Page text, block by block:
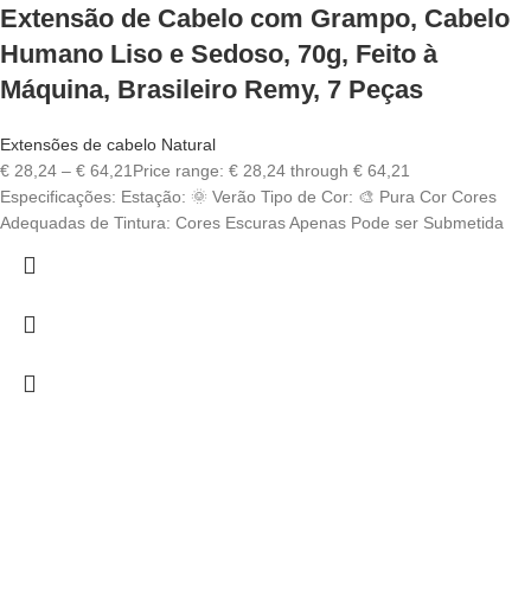
Extensão de Cabelo com Grampo, Cabelo
Humano Liso e Sedoso, 70g, Feito à
Máquina, Brasileiro Remy, 7 Peças
Extensões de cabelo Natural
€ 28,24 – € 64,21Price range: € 28,24 through € 64,21
Especificações: Estação: 🌞 Verão Tipo de Cor: 🎨 Pura Cor Cores
Adequadas de Tintura: Cores Escuras Apenas Pode ser Submetida